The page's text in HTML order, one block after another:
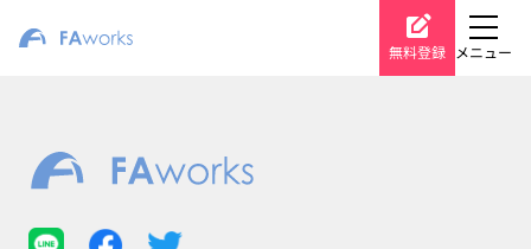
無料登録 メニュー